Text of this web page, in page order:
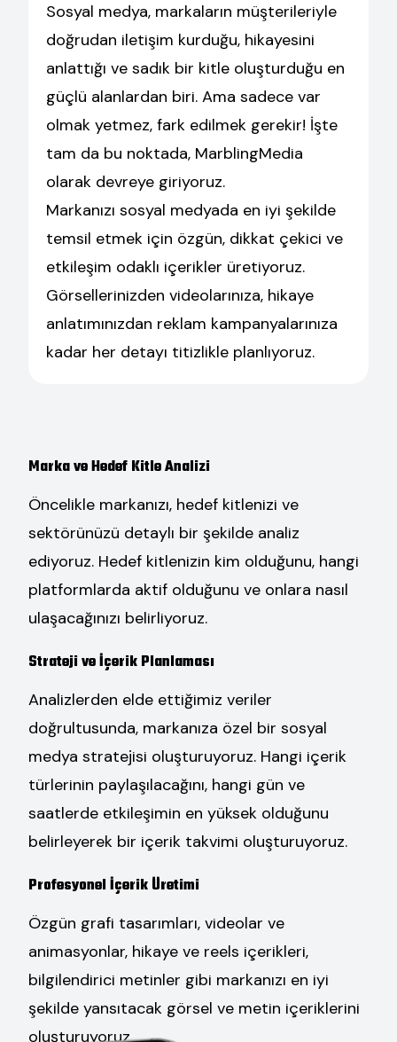
Sosyal medya, markaların müşterileriyle
doğrudan iletişim kurduğu, hikayesini
anlattığı ve sadık bir kitle oluşturduğu en
güçlü alanlardan biri. Ama sadece var
olmak yetmez, fark edilmek gerekir! İşte
tam da bu noktada, MarblingMedia
olarak devreye giriyoruz.
Markanızı sosyal medyada en iyi şekilde
temsil etmek için özgün, dikkat çekici ve
etkileşim odaklı içerikler üretiyoruz.
Görsellerinizden videolarınıza, hikaye
anlatımınızdan reklam kampanyalarınıza
kadar her detayı titizlikle planlıyoruz.
Marka ve Hedef Kitle Analizi
Öncelikle markanızı, hedef kitlenizi ve
sektörünüzü detaylı bir şekilde analiz
ediyoruz. Hedef kitlenizin kim olduğunu, hangi
platformlarda aktif olduğunu ve onlara nasıl
ulaşacağınızı belirliyoruz.
Strateji ve İçerik Planlaması
Analizlerden elde ettiğimiz veriler
doğrultusunda, markanıza özel bir sosyal
medya stratejisi oluşturuyoruz. Hangi içerik
türlerinin paylaşılacağını, hangi gün ve
saatlerde etkileşimin en yüksek olduğunu
belirleyerek bir içerik takvimi oluşturuyoruz.
Profesyonel İçerik Üretimi
Özgün grafi tasarımları, videolar ve
animasyonlar, hikaye ve reels içerikleri,
bilgilendirici metinler gibi markanızı en iyi
şekilde yansıtacak görsel ve metin içeriklerini
oluşturuyoruz